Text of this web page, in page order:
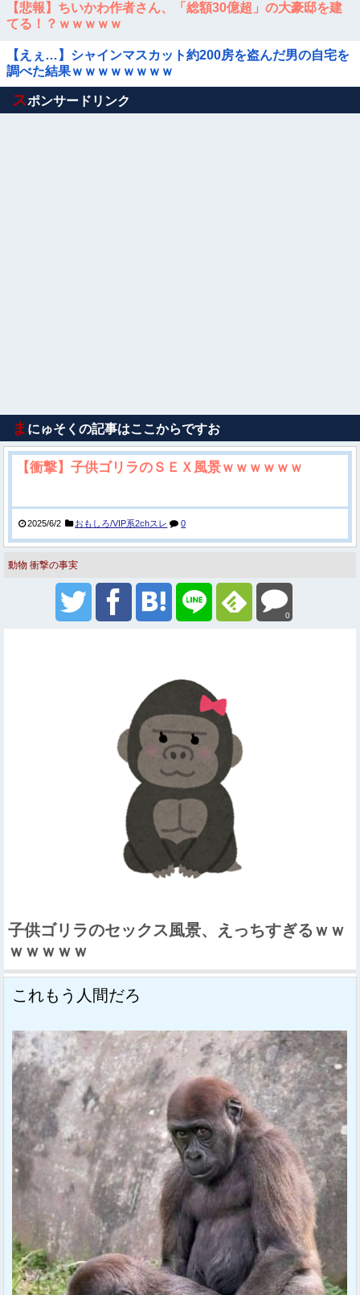
【悲報】ちいかわ作者さん、「総額30億超」の大豪邸を建
てる！？ｗｗｗｗｗ
【えぇ…】シャインマスカット約200房を盗んだ男の自宅を
調べた結果ｗｗｗｗｗｗｗｗ
Powered by livedoor 相互RSS
スポンサードリンク
ま にゅそくの記事はここからですお
【衝撃】子供ゴリラのＳＥＸ風景ｗｗｗｗｗｗ
2025/6/2 おもしろ/VIP系2chスレ 0
動物 衝撃の事実
0
子供ゴリラのセックス風景、えっちすぎるｗｗ
ｗｗｗｗｗ
これもう人間だろ